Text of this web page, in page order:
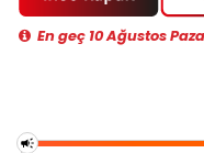
En geç 10 Ağustos